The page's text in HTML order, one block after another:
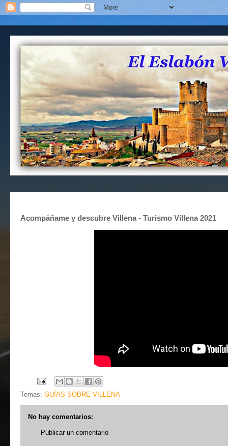
Acompáñame y descubre Villena - Turismo Villena 2021
Temas: GUÍAS SOBRE VILLENA
No hay comentarios:
Publicar un comentario